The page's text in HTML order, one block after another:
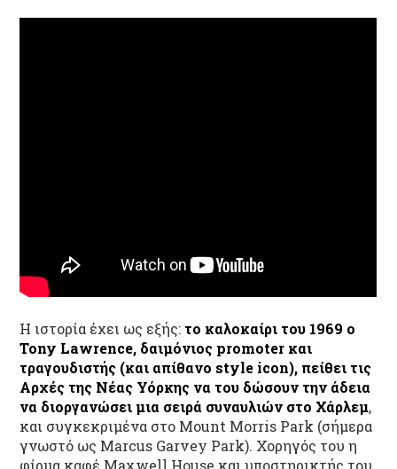
Η ιστορία έχει ως εξής: το καλοκαίρι του 1969 o
Tony Lawrence, δαιμόνιος promoter και
τραγουδιστής (και απίθανο style icon), πείθει τις
Αρχές της Νέας Υόρκης να του δώσουν την άδεια
να διοργανώσει μια σειρά συναυλιών στο Χάρλεμ,
και συγκεκριμένα στο Mount Morris Park (σήμερα
γνωστό ως Marcus Garvey Park). Χορηγός του η
φίρμα καφέ Maxwell House και υποστηρικτής του